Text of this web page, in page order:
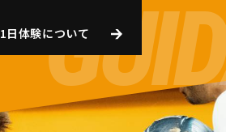
1日体験について